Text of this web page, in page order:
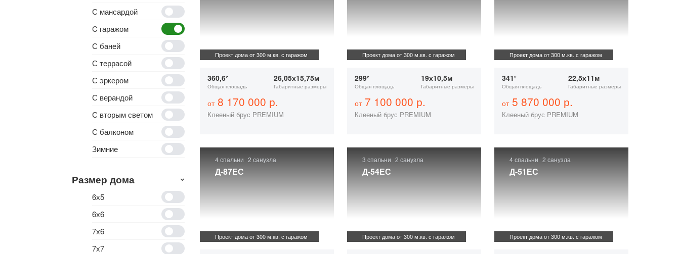
С мансардой
C гаражом
С баней
С террасой
С эркером
С верандой
С вторым светом
С балконом
Зимние
Размер дома
6х5
6х6
7х6
7х7
Проект дома от 300 м.кв. с гаражом
360,6²
Общая площадь
26,05х15,75м
Габаритные размеры
от8 170 000 р.
Клееный брус PREMIUM
Проект дома от 300 м.кв. с гаражом
299²
Общая площадь
19х10,5м
Габаритные размеры
от7 100 000 р.
Клееный брус PREMIUM
Проект дома от 300 м.кв. с гаражом
341²
Общая площадь
22,5х11м
Габаритные размеры
от5 870 000 р.
Клееный брус PREMIUM
4 спальни 2 санузла
Д-87ЕС
Проект дома от 300 м.кв. с гаражом
3 спальни 2 санузла
Д-54ЕС
Проект дома от 300 м.кв. с гаражом
4 спальни 2 санузла
Д-51ЕС
Проект дома от 300 м.кв. с гаражом